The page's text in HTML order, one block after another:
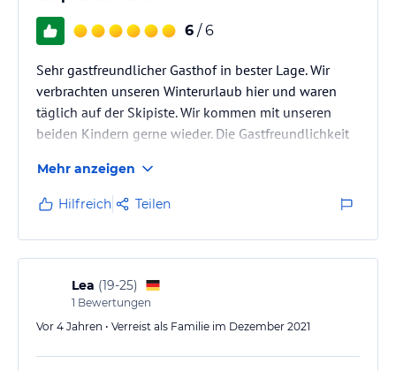
6 / 6
Sehr gastfreundlicher Gasthof in bester Lage. Wir
verbrachten unseren Winterurlaub hier und waren
täglich auf der Skipiste. Wir kommen mit unseren
beiden Kindern gerne wieder. Die Gastfreundlichkeit
Mehr anzeigen
Hilfreich Teilen
Lea (19-25)
1 Bewertungen
Vor 4 Jahren • Verreist als Familie im Dezember 2021